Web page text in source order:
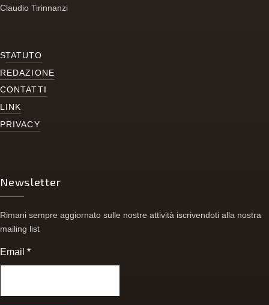
Claudio Tirinnanzi
STATUTO
REDAZIONE
CONTATTI
LINK
PRIVACY
Newsletter
Rimani sempre aggiornato sulle nostre attività iscrivendoti alla nostra
mailing list
Email*